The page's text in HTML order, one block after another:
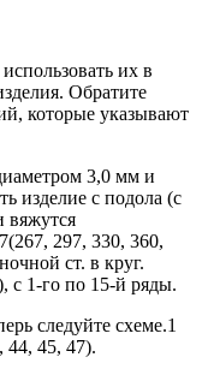
их в
Обратите
которые указывают
3,0 мм и
изделие с подола (с
вяжутся
297, 330, 360,
ст. в круг.
с 1-го по 15-й ряды.
следуйте схеме.1
44, 45, 47).